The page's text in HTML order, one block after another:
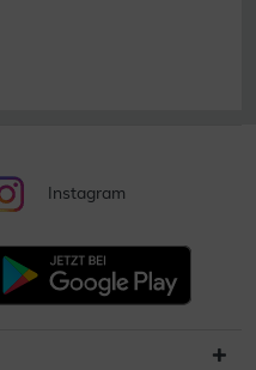
Instagram